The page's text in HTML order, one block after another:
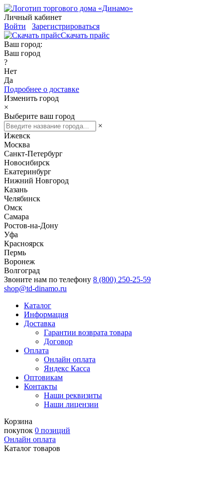
Личный кабинет
Войти
Зарегистрироваться
Скачать прайс
Ваш город:
Ваш город
?
Нет
Да
Подробнее о доставке
Изменить город
×
Выберите ваш город
×
Ижевск
Москва
Санкт-Петербург
Новосибирск
Екатеринбург
Нижний Новгород
Казань
Челябинск
Омск
Самара
Ростов-на-Дону
Уфа
Красноярск
Пермь
Воронеж
Волгоград
Звоните нам по телефону 8 (800) 250-25-59
shop@td-dinamo.ru
Каталог
Информация
Доставка
Гарантии возврата товара
Договор
Оплата
Онлайн оплата
Яндекс Касса
Оптовикам
Контакты
Наши реквизиты
Наши лицензии
Корзина
покупок 0 позиций
Онлайн оплата
Каталог товаров